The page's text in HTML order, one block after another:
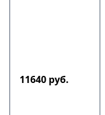
11640 руб.